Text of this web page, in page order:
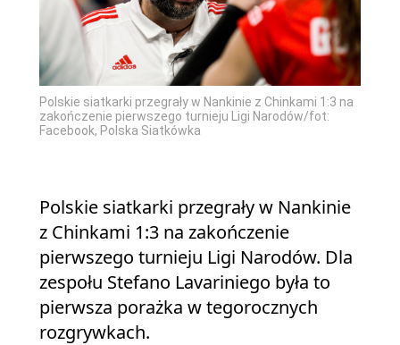
Polskie siatkarki przegrały w Nankinie z Chinkami 1:3 na
zakończenie pierwszego turnieju Ligi Narodów/fot:
Facebook, Polska Siatkówka
Polskie siatkarki przegrały w Nankinie
z Chinkami 1:3 na zakończenie
pierwszego turnieju Ligi Narodów. Dla
zespołu Stefano Lavariniego była to
pierwsza porażka w tegorocznych
rozgrywkach.